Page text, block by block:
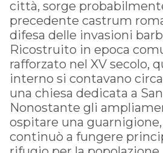
città, sorge
precedente castrum
difesa delle invasioni
Ricostruito in epoca
rafforzato nel XV secolo,
interno si contavano
una chiesa dedicata a
Nonostante gli
ospitare una
continuò a fungere